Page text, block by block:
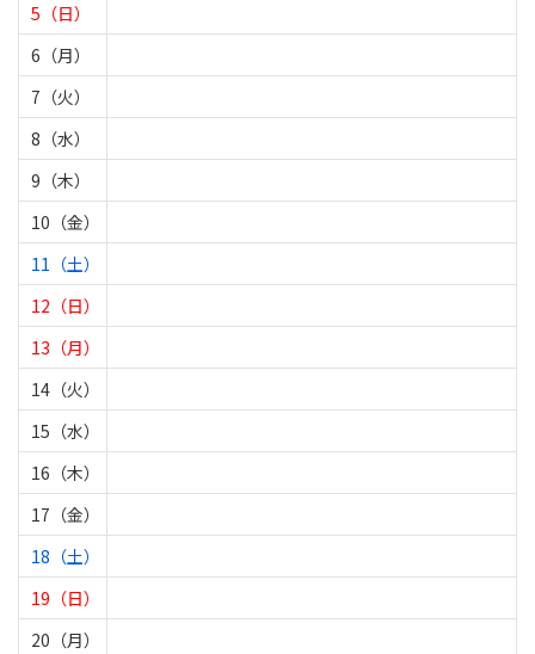
5（日）
6（月）
7（火）
8（水）
9（木）
10（金）
11（土）
12（日）
13（月）
14（火）
15（水）
16（木）
17（金）
18（土）
19（日）
20（月）